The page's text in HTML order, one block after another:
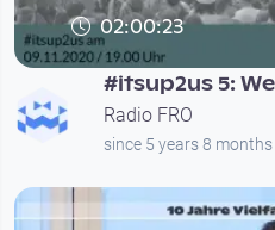
02:00:23
#itsup2us 5:
Radio FRO
since 5 years 8 months